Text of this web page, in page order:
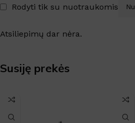
Rodyti tik su nuotraukomis
Atsiliepimų dar nėra.
Susiję prekės